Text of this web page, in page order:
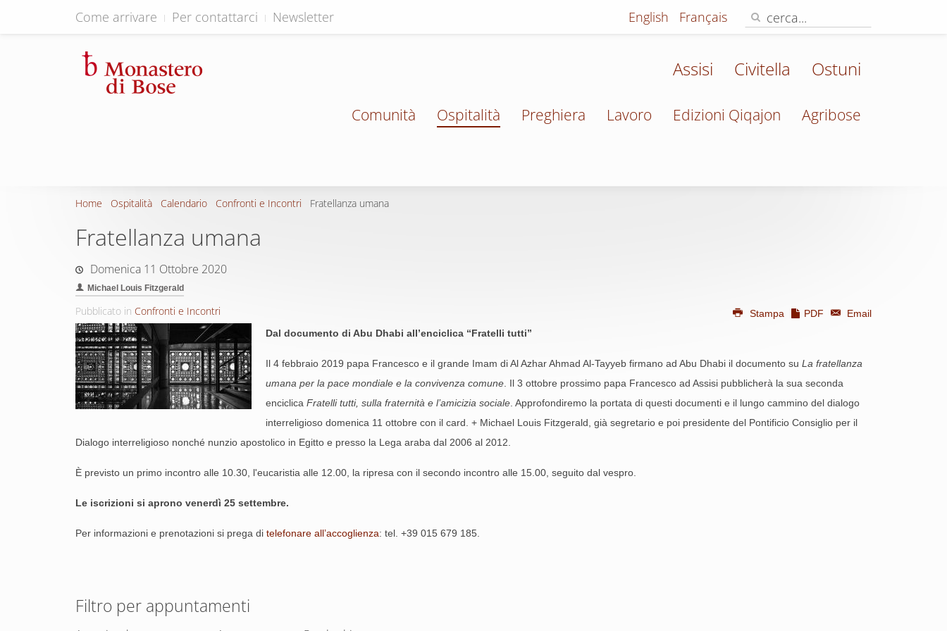
Come arrivare Per contattarci Newsletter English Français
Assisi Civitella Ostuni
Comunità Ospitalità Preghiera Lavoro Edizioni Qiqajon Agribose
Home Ospitalità Calendario Confronti e Incontri Fratellanza umana
Fratellanza umana
Domenica 11 Ottobre 2020
Michael Louis Fitzgerald
Pubblicato in Confronti e Incontri Stampa PDF
Email
Dal documento di Abu Dhabi all’enciclica “Fratelli tutti”
Il 4 febbraio 2019 papa Francesco e il grande Imam di Al Azhar Ahmad Al-Tayyeb firmano ad Abu Dhabi il documento su La fratellanza
umana per la pace mondiale e la convivenza comune . Il 3 ottobre prossimo papa Francesco ad Assisi pubblicherà la sua seconda
enciclica Fratelli tutti, sulla fraternità e l’amicizia sociale . Approfondiremo la portata di questi documenti e il lungo cammino del dialogo
interreligioso domenica 11 ottobre con il card. + Michael Louis Fitzgerald, già segretario e poi presidente del Pontificio Consiglio per il
Dialogo interreligioso nonché nunzio apostolico in Egitto e presso la Lega araba dal 2006 al 2012.
È previsto un primo incontro alle 10.30, l'eucaristia alle 12.00, la ripresa con il secondo incontro alle 15.00, seguito dal vespro.
Le iscrizioni si aprono venerdì 25 settembre.
Per informazioni e prenotazioni si prega di telefonare all’accoglienza: tel. +39 015 679 185.
Filtro per appuntamenti